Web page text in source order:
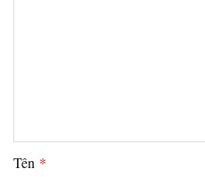
Tên *